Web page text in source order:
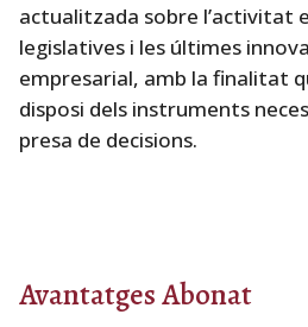
actualitzada sobre l’activitat
legislatives i les últimes
empresarial, amb la finalitat
disposi dels instruments
presa de decisions.
Avantatges Abonat